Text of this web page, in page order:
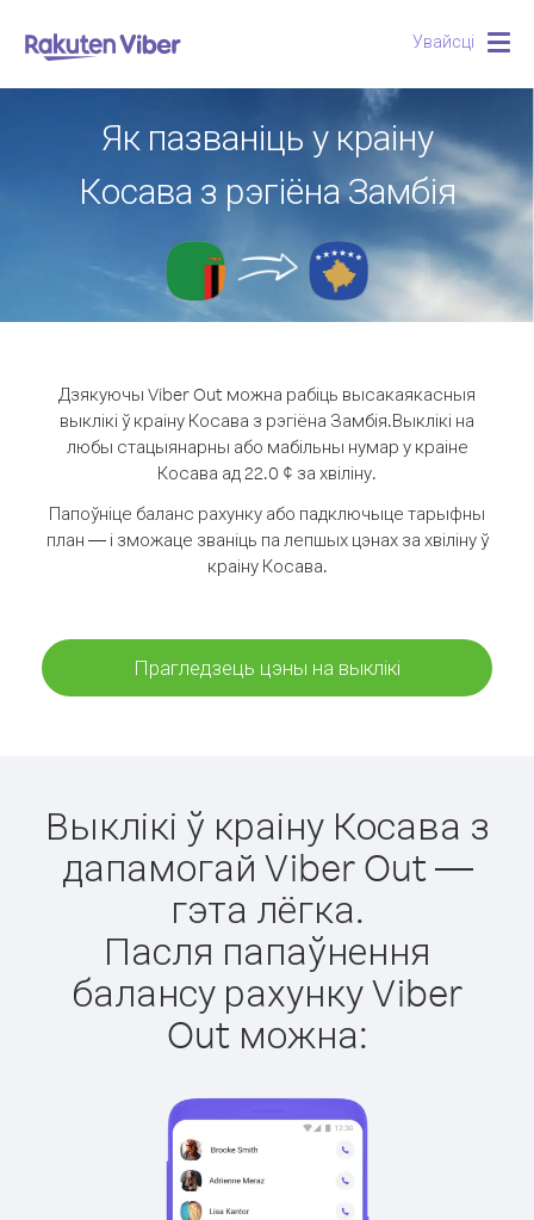
Увайсці
Як пазваніць у краіну
Косава з рэгіёна Замбія
Дзякуючы Viber Out можна рабіць высакаякасныя
выклікі ў краіну Косава з рэгіёна Замбія.Выклікі на
любы стацыянарны або мабільны нумар у краіне
Косава ад 22.0 ¢ за хвіліну.
Папоўніце баланс рахунку або падключыце тарыфны
план — і зможаце званіць па лепшых цэнах за хвіліну ў
краіну Косава.
Прагледзець цэны на выклікі
Выклікі ў краіну Косава з
дапамогай Viber Out —
гэта лёгка.
Пасля папаўнення
балансу рахунку Viber
Out можна: